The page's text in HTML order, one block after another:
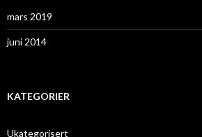
mars 2019
juni 2014
KATEGORIER
Ukategorisert